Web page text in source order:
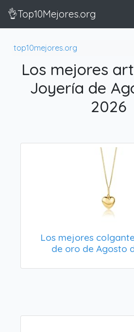
👌Top10Mejores.org
top10mejores.org
Los mejores
Joyería de
2026
Los mejores
de oro de Agosto